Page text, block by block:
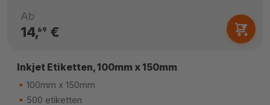
Ab
14,69 €
Inkjet Etiketten, 100mm x 150mm
100mm x 150mm
500 etiketten